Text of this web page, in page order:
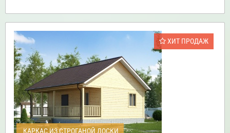
ХИТ ПРОДАЖ
КАРКАС ИЗ СТРОГАНОЙ ДОСКИ